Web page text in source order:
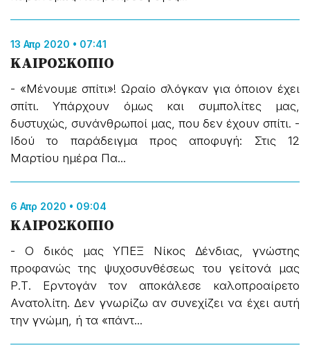
13 Απρ 2020 • 07:41
ΚΑΙΡΟΣΚΟΠΙΟ
- «Μένουμε σπίτι»! Ωραίο σλόγκαν για όποιον έχει
σπίτι. Υπάρχουν όμως και συμπολίτες μας,
δυστυχώς, συνάνθρωποί μας, που δεν έχουν σπίτι. -
Ιδού το παράδειγμα προς αποφυγή: Στις 12
Μαρτίου ημέρα Πα...
6 Απρ 2020 • 09:04
ΚΑΙΡΟΣΚΟΠΙΟ
- Ο δικός μας ΥΠΕΞ Νίκος Δένδιας, γνώστης
προφανώς της ψυχοσυνθέσεως του γείτονά μας
Ρ.Τ. Ερντογάν τον αποκάλεσε καλοπροαίρετο
Ανατολίτη. Δεν γνωρίζω αν συνεχίζει να έχει αυτή
την γνώμη, ή τα «πάντ...